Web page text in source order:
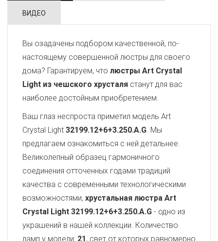
ВИДЕО
Вы озадачены подбором качественной, по-
настоящему совершенной люстры для своего
дома? Гарантируем, что люстры Art Crystal
Light из чешского хрусталя станут для вас
наиболее достойным приобретением.
Ваш глаз неспроста приметил модель Art
Crystal Light 32199.12+6+3.250.A.G. Мы
предлагаем ознакомиться с ней детальнее.
Великолепный образец гармоничного
соединения отточенных годами традиций
качества с современными технологическими
возможностями, хрустальная люстра Art
Crystal Light 32199.12+6+3.250.A.G - одно из
украшений в нашей коллекции. Количество
ламп у модели: 21, свет от которых равномерно